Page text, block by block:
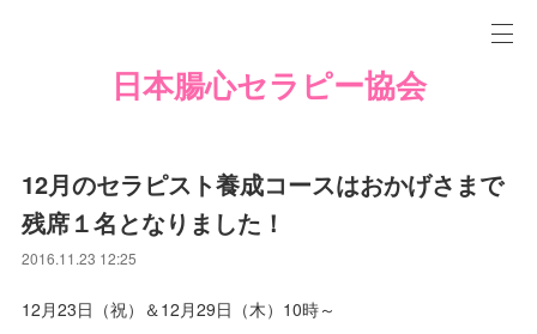
日本腸心セラピー協会
12月のセラピスト養成コースはおかげさまで
残席１名となりました！
2016.11.23 12:25
12月23日（祝）＆12月29日（木）10時～